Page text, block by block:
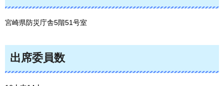
宮崎県防災庁舎5階51号室
出席委員数